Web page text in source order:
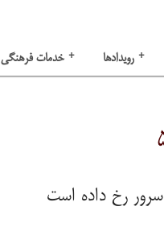
خدمات فرهنگی + رویدادها +
رخ داده است